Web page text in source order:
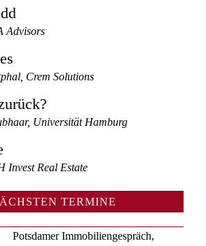
Advisors
Crem Solutions
Universität Hamburg
Invest Real Estate
TERMINE
Potsdamer Immobiliengespräch,